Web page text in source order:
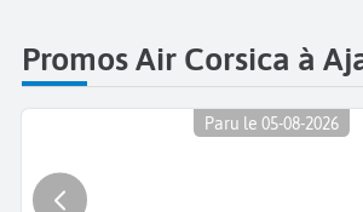
Promos Air Corsica à
Paru le 05-08-2026